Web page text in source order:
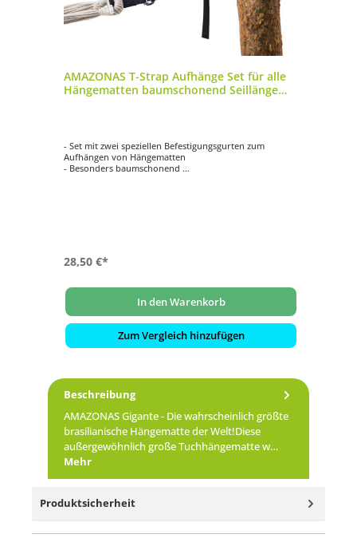
AMAZONAS T-Strap Aufhänge Set für alle
Hängematten baumschonend Seillänge
- Set mit zwei speziellen Befestigungsgurten zum
Aufhängen von Hängematten
- Besonders baumschonend
28,50 €*
In den Warenkorb
Zum Vergleich hinzufügen
Beschreibung
AMAZONAS Gigante - Die wahrscheinlich größte
brasilianische Hängematte der Welt!Diese
außergewöhnlich große Tuchhängematte w…
Mehr
Produktsicherheit